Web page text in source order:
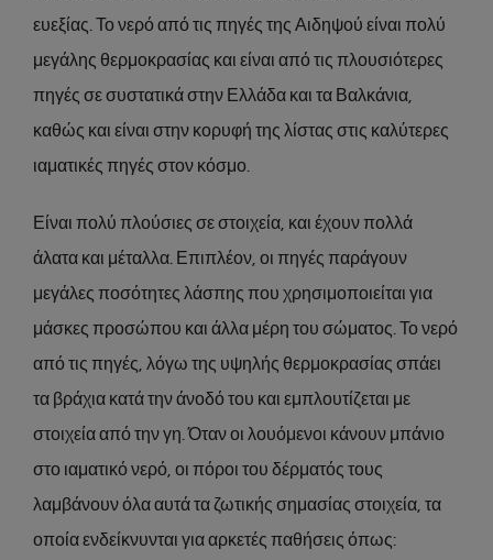
ευεξίας. Το νερό από τις πηγές της Αιδηψού είναι πολύ
μεγάλης θερμοκρασίας και είναι από τις πλουσιότερες
πηγές σε συστατικά στην Ελλάδα και τα Βαλκάνια,
καθώς και είναι στην κορυφή της λίστας στις καλύτερες
ιαματικές πηγές στον κόσμο.
Είναι πολύ πλούσιες σε στοιχεία, και έχουν πολλά
άλατα και μέταλλα. Επιπλέον, οι πηγές παράγουν
μεγάλες ποσότητες λάσπης που χρησιμοποιείται για
μάσκες προσώπου και άλλα μέρη του σώματος. Το νερό
από τις πηγές, λόγω της υψηλής θερμοκρασίας σπάει
τα βράχια κατά την άνοδό του και εμπλουτίζεται με
στοιχεία από την γη. Όταν οι λουόμενοι κάνουν μπάνιο
στο ιαματικό νερό, οι πόροι του δέρματός τους
λαμβάνουν όλα αυτά τα ζωτικής σημασίας στοιχεία, τα
οποία ενδείκνυνται για αρκετές παθήσεις όπως: